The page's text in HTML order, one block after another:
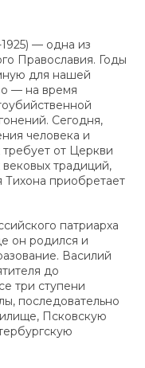
— одна из
Православия. Годы
для нашей
— на время
Сегодня,
человека и
от Церкви
традиций,
приобретает
патриарха
он родился и
Василий
до
три ступени
последовательно
Псковскую